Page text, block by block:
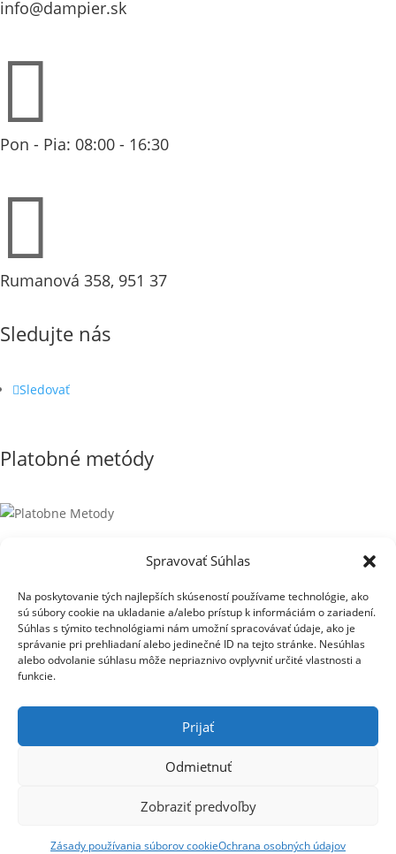
Spravovať Súhlas
Na poskytovanie tých najlepších skúseností používame technológie, ako
sú súbory cookie na ukladanie a/alebo prístup k informáciám o zariadení.
Súhlas s týmito technológiami nám umožní spracovávať údaje, ako je
správanie pri prehliadaní alebo jedinečné ID na tejto stránke. Nesúhlas
alebo odvolanie súhlasu môže nepriaznivo ovplyvniť určité vlastnosti a
funkcie.
Prijať
Odmietnuť
Zobraziť predvoľby
Zásady používania súborov cookieOchrana osobných údajov
info@dampier.sk

Pon - Pia: 08:00 - 16:30

Rumanová 358, 951 37
Sledujte nás
Sledovať
Platobné metódy
© 2026 Dampier s. r. o - Všetky práva vyhradené
Cart is empty.
Fill your cart with amazing items
Shipping & taxes may be re-calculated at checkout
View Cart